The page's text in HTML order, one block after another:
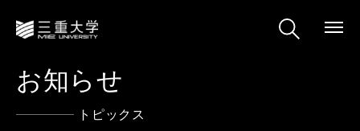
お知らせ
トピックス